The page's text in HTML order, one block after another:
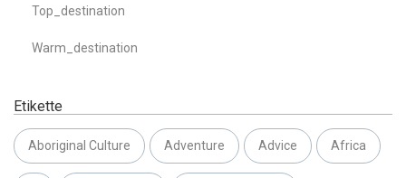
Top_destination
Warm_destination
Etikette
Aboriginal Culture Adventure Advice Africa